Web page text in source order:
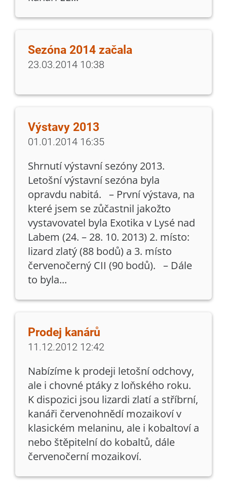
Sezóna 2014 začala
23.03.2014 10:38
Výstavy 2013
01.01.2014 16:35
Shrnutí výstavní sezóny 2013.
Letošní výstavní sezóna byla
opravdu nabitá. – První výstava, na
které jsem se zůčastnil jakožto
vystavovatel byla Exotika v Lysé nad
Labem (24. – 28. 10. 2013) 2. místo:
lizard zlatý (88 bodů) a 3. místo
červenočerný CII (90 bodů). – Dále
to byla...
Prodej kanárů
11.12.2012 12:42
Nabízíme k prodeji letošní odchovy,
ale i chovné ptáky z loňského roku.
K dispozici jsou lizardi zlatí a stříbrní,
kanáři červenohnědí mozaikoví v
klasickém melaninu, ale i kobaltoví a
nebo štěpitelní do kobaltů, dále
červenočerní mozaikoví.